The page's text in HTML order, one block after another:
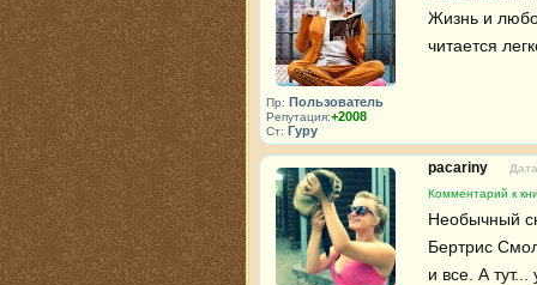
Пр: Пользователь
Репутация:+2008
Ст: Гуру
Жизнь и
читается
pacariny
Комментарий к
Необычный
Бертрис
и все. А